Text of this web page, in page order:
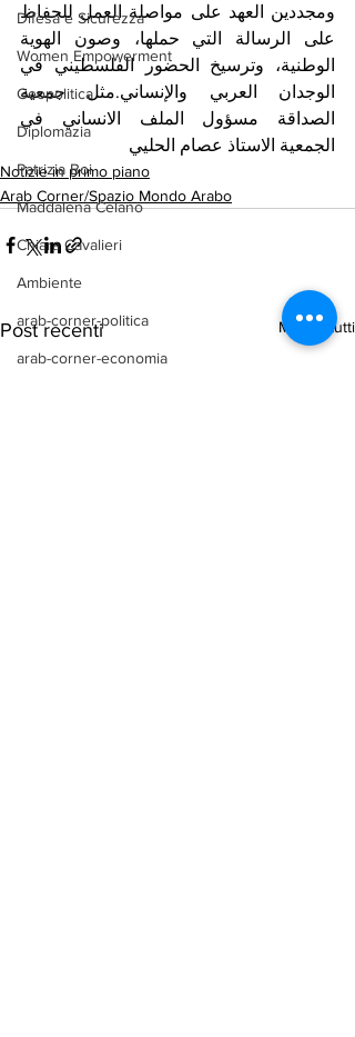
Difesa e Sicurezza
Women Empowerment
Geopolitica
Diplomazia
Patrizia Boi
Maddalena Celano
Chiara Cavalieri
Ambiente
arab-corner-politica
arab-corner-economia
ومجددين العهد على مواصلة العمل للحفاظ
الوطنية، وترسيخ الحضور الفلسطيني في
الوجدان العربي والإنساني.مثل جمعية
الجمعية الاستاذ عصام الحليي
Notizie in primo piano
Arab Corner/Spazio Mondo Arabo
Post recenti Mostra tutti